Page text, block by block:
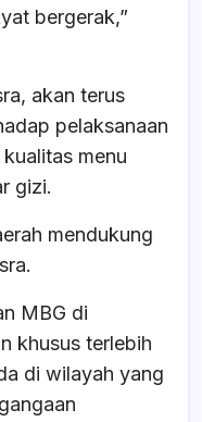
bergerak,”
akan terus
pelaksanaan
menu
gizi.
mendukung
MBG di
khusus terlebih
di wilayah yang